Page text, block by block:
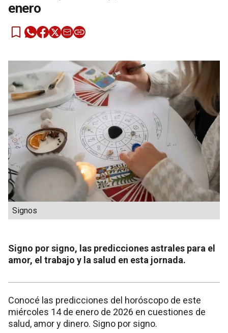
enero
Signos
Signo por signo, las predicciones astrales para el
amor, el trabajo y la salud en esta jornada.
Conocé las predicciones del horóscopo de este
miércoles 14 de enero de 2026 en cuestiones de
salud, amor y dinero. Signo por signo.